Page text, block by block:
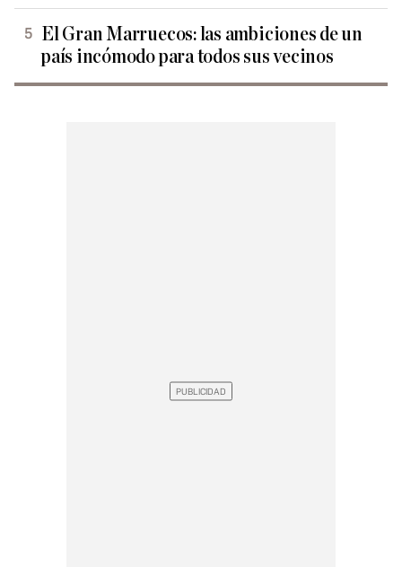
El Gran Marruecos: las ambiciones de un
país incómodo para todos sus vecinos